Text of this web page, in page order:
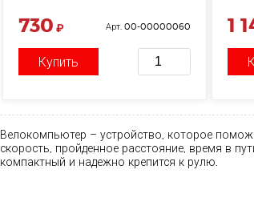
730 ₽ Арт. 00-00000060
Купить
1
Велокомпьютер – устройство, которое
скорость, пройденное расстояние, время в
компактный и надежно крепится к рулю.